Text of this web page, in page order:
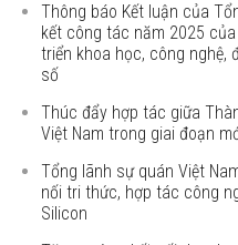
Thông báo Kết luận của
kết công tác năm 2025
triển khoa học, công nghệ,
số
Thúc đẩy hợp tác giữa
Việt Nam trong giai đoạn
Tổng lãnh sự quán Việt
nối tri thức, hợp tác công
Silicon